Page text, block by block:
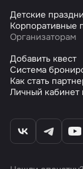
Детские
Корпоративные
Организаторам
Добавить квест
Система
Как стать
Личный кабинет